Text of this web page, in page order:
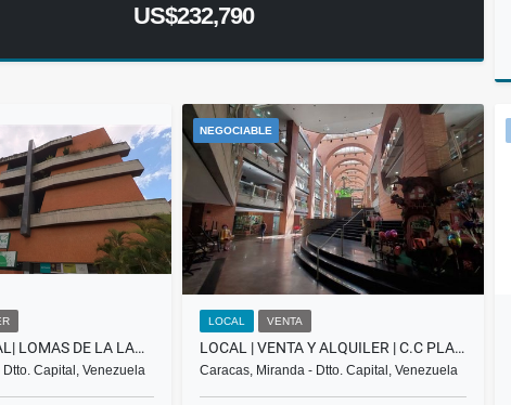
US$232,790
ALQUILER| LOCAL| LOMAS DE LA LAGUNITA |CENTRO COMERCIAL TERRAZA
Capital, Venezuela
NEGOCIABLE
LOCAL VENTA
LOCAL | VENTA Y ALQUILER | C.C PLAZA LAS AMÉRICAS LOCAL | BGC-011-25
Caracas, Miranda - Dtto. Capital, Venezuela